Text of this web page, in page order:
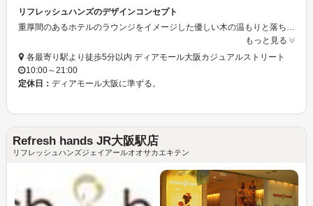
リフレッシュハンズのデザインコンセプト
重厚間のあるホテルのラウンジをイメージした優しい木の温もりと落ちついた色で癒される空間です。
もっと見る
各最寄り駅より徒歩5分以内 ディアモール大阪カジュアルストリート
10:00～21:00
定休日： ディアモール大阪に準ずる。
Refresh hands JR大阪駅店
リフレッシュハンズジェイアールオオサカエキテン